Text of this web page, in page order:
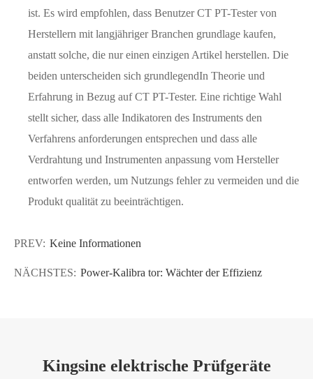
ist. Es wird empfohlen, dass Benutzer CT PT-Tester von
Herstellern mit langjähriger Branchen grundlage kaufen,
anstatt solche, die nur einen einzigen Artikel herstellen. Die
beiden unterscheiden sich grundlegendIn Theorie und
Erfahrung in Bezug auf CT PT-Tester. Eine richtige Wahl
stellt sicher, dass alle Indikatoren des Instruments den
Verfahrens anforderungen entsprechen und dass alle
Verdrahtung und Instrumenten anpassung vom Hersteller
entworfen werden, um Nutzungs fehler zu vermeiden und die
Produkt qualität zu beeinträchtigen.
PREV: Keine Informationen
NÄCHSTES: Power-Kalibra tor: Wächter der Effizienz
Kingsine elektrische Prüfgeräte